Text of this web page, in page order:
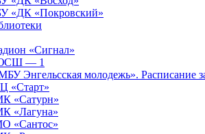
«ДК «Покровский»
«Сигнал»
— 1
Энгельсская молодежь». Расписание
«Старт»
«Сатурн»
«Лагуна»
«Сантос»